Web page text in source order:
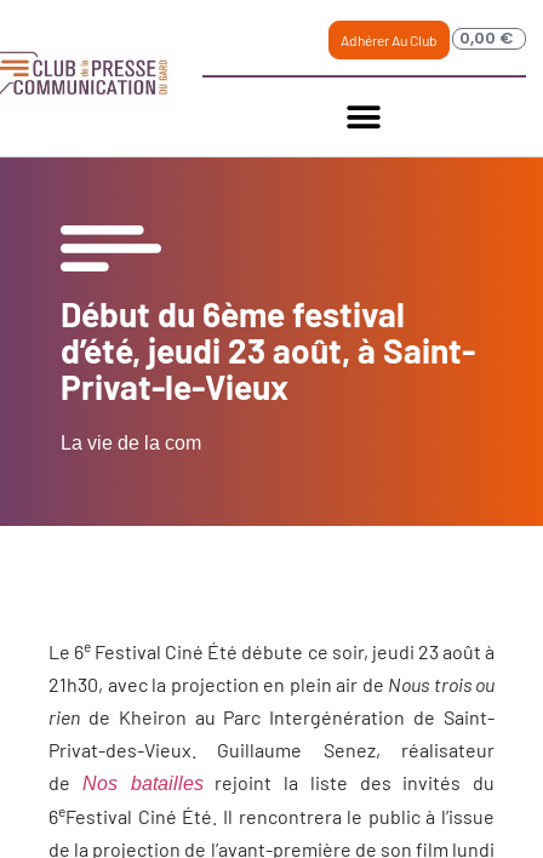
Adhérer Au Club 0,00 €
Début du 6ème festival
d’été, jeudi 23 août, à Saint-
Privat-le-Vieux
La vie de la com
Le 6e Festival Ciné Été débute ce soir, jeudi 23 août à
21h30, avec la projection en plein air de Nous trois ou
rien de Kheiron au Parc Intergénération de Saint-
Privat-des-Vieux. Guillaume Senez, réalisateur
de Nos bataillesrejoint la liste des invités du
6eFestival Ciné Été. Il rencontrera le public à l’issue
de la projection de l’avant-première de son film lundi